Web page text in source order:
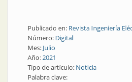
Publicado en: Revista Ingeniería
Número: Digital
Mes: Julio
Año:2021
Tipo de artículo: Noticia
Palabra clave: